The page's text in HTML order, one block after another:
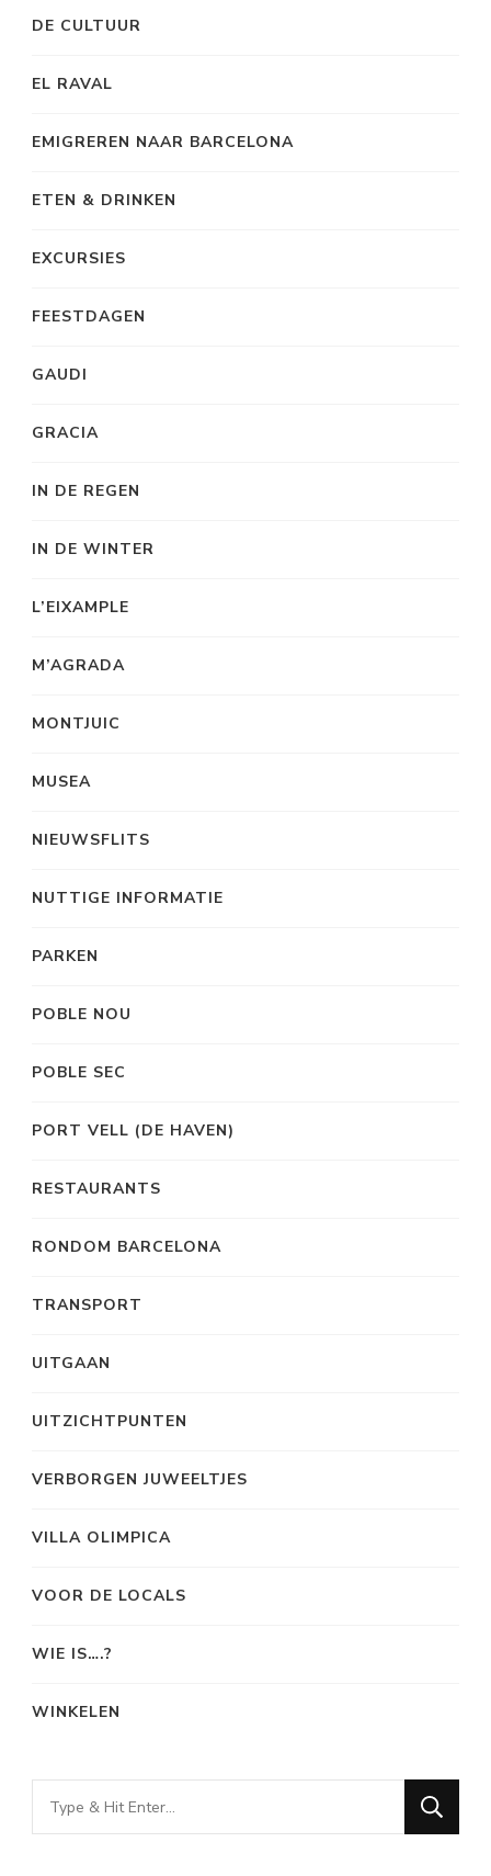
DE CULTUUR
EL RAVAL
EMIGREREN NAAR BARCELONA
ETEN & DRINKEN
EXCURSIES
FEESTDAGEN
GAUDI
GRACIA
IN DE REGEN
IN DE WINTER
L’EIXAMPLE
M’AGRADA
MONTJUIC
MUSEA
NIEUWSFLITS
NUTTIGE INFORMATIE
PARKEN
POBLE NOU
POBLE SEC
PORT VELL (DE HAVEN)
RESTAURANTS
RONDOM BARCELONA
TRANSPORT
UITGAAN
UITZICHTPUNTEN
VERBORGEN JUWEELTJES
VILLA OLIMPICA
VOOR DE LOCALS
WIE IS….?
WINKELEN
Looking
for